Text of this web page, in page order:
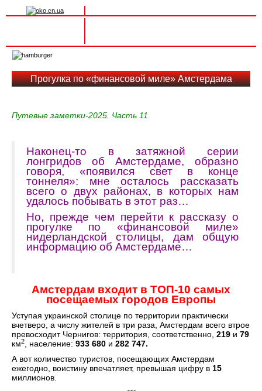
navigation
Прогулка по «финансовой миле» Амстердама
Путевые заметки-2025. Часть 11
Наконец-то в затяжной серии
лонгридов об Амстердаме, образно
говоря, «появился свет в конце
тоннеля»: мне осталось рассказать
всего о двух районах, в которых нам
удалось побывать в этот раз…
Но, прежде чем перейти к рассказу о
прогулке по «финансовой миле»
нидерландской столицы, дам общую
информацию об Амстердаме…
Амстердам входит в ТОП-10 самых
посещаемых городов Европы
Уступая украинской столице по территории практически
вчетверо, а числу жителей в три раза, Амстердам всего втрое
превосходит Чернигов: территория, соответственно, 219 и 79
км2, население: 933 680 и 282 747.
А вот количество туристов, посещающих Амстердам
ежегодно, воистину впечатляет, превышая цифру в 15
миллионов.